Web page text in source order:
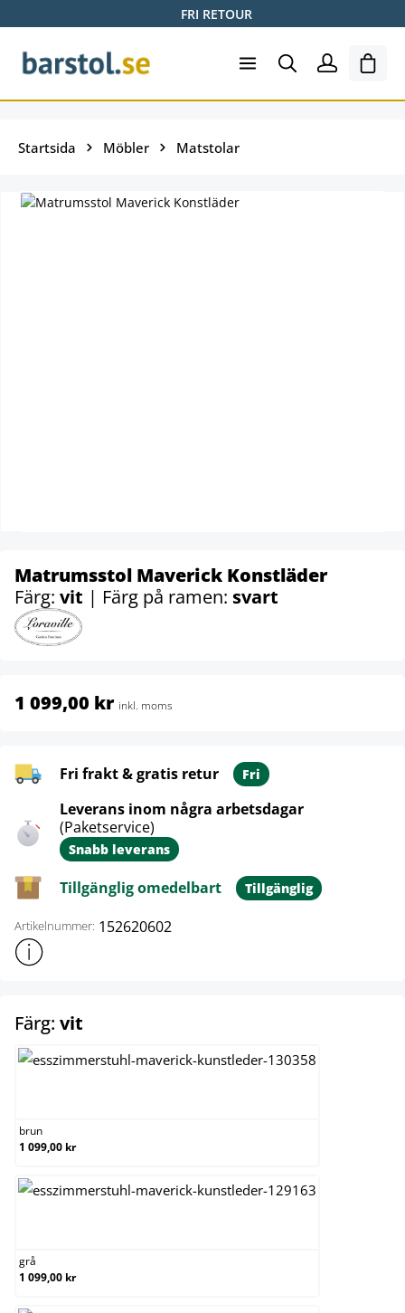
FRI RETOUR
Startsida Möbler Matstolar
Matrumsstol Maverick Konstläder
Färg: vit | Färg på ramen: svart
1 099,00 kr inkl. moms
Fri frakt & gratis retur Fri
Leverans inom några arbetsdagar
(Paketservice)
Snabb leverans
Tillgänglig omedelbart Tillgänglig
Artikelnummer: 152620602
Visa mer produktinformation
Färg: vit
brun
1 099,00 kr
grå
1 099,00 kr